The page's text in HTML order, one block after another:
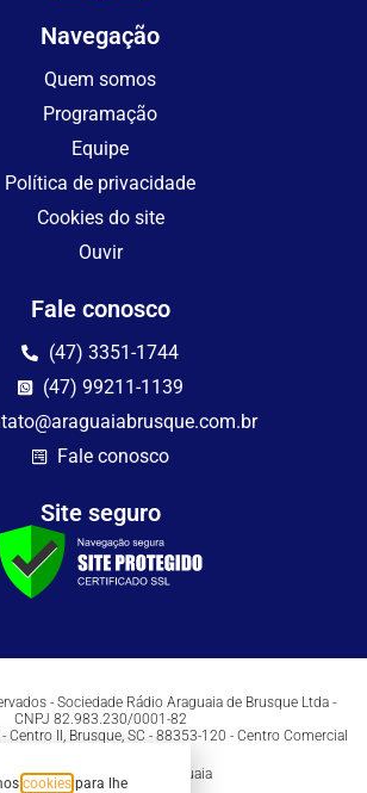
Navegação
Quem somos
Programação
Equipe
Política de privacidade
Cookies do site
Ouvir
Fale conosco
(47) 3351-1744
(47) 99211-1139
Fale conosco
Site seguro
- Sociedade Rádio Araguaia de Brusque Ltda -
CNPJ 82.983.230/0001-82
Centro II, Brusque, SC - 88353-120 - Centro Comercial
© 2026 | Rádio Araguaia
cookies para lhe